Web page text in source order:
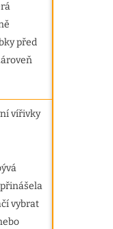
před
vířivky
vybrat